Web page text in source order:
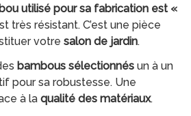
utilisé pour sa fabrication est «
très résistant. C’est une pièce
votre salon de jardin.
bambous sélectionnés un à un
pour sa robustesse. Une
à la qualité des matériaux.